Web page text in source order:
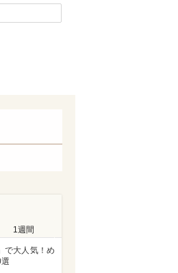
1週間
で大人気！め